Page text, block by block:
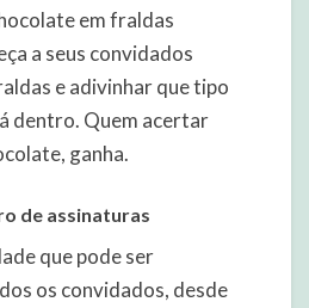
em fraldas
a seus convidados
e adivinhar que tipo
dentro. Quem acertar
ganha.
de assinaturas
que pode ser
os convidados, desde